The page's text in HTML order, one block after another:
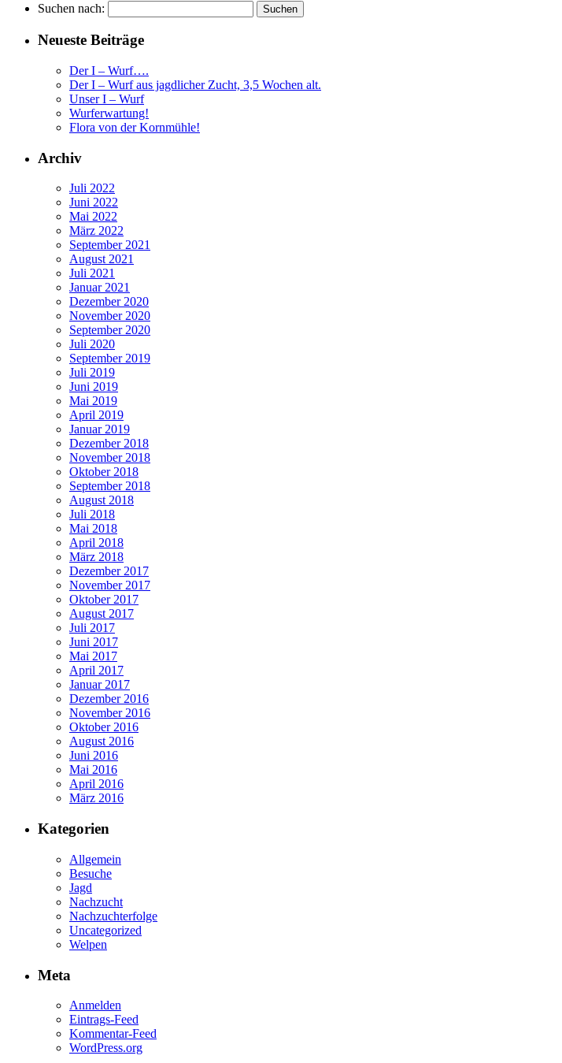
Suchen nach:
Neueste Beiträge
Der I – Wurf….
Der I – Wurf aus jagdlicher Zucht, 3,5 Wochen alt.
Unser I – Wurf
Wurferwartung!
Flora von der Kornmühle!
Archiv
Juli 2022
Juni 2022
Mai 2022
März 2022
September 2021
August 2021
Juli 2021
Januar 2021
Dezember 2020
November 2020
September 2020
Juli 2020
September 2019
Juli 2019
Juni 2019
Mai 2019
April 2019
Januar 2019
Dezember 2018
November 2018
Oktober 2018
September 2018
August 2018
Juli 2018
Mai 2018
April 2018
März 2018
Dezember 2017
November 2017
Oktober 2017
August 2017
Juli 2017
Juni 2017
Mai 2017
April 2017
Januar 2017
Dezember 2016
November 2016
Oktober 2016
August 2016
Juni 2016
Mai 2016
April 2016
März 2016
Kategorien
Allgemein
Besuche
Jagd
Nachzucht
Nachzuchterfolge
Uncategorized
Welpen
Meta
Anmelden
Eintrags-Feed
Kommentar-Feed
WordPress.org